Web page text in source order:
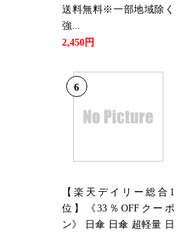
送料無料※一部地域除く
強...
2,450円
6
【楽天デイリー総合1
位】《33％OFFクーポ
ン》 日傘 日傘 超軽量 日